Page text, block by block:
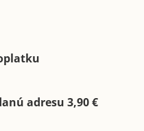
adresu 3,90 €